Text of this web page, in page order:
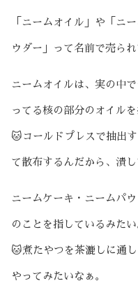
「ニームオイル」や「ニ
ウダー」って名前で売られ
ニームオイルは、実の中
ってる核の部分のオイルを
🐱コールドプレスで抽出
て散布するんだから、潰
ニームケーキ・ニームパ
のことを指しているみたい
🐱煮たやつを茶漉しに通
やってみたいなぁ。